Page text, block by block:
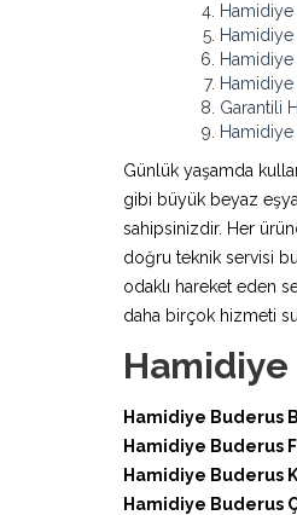
Hamidiye
Hamidiye
Hamidiye
Garantili
Günlük yaşamda
gibi büyük beyaz
sahipsinizdir. Her
doğru teknik servisi
odaklı hareket eden
daha birçok hizmeti
Hamidiye Buderus
Hamidiye Buderus
Hamidiye Buderus
Hamidiye Buderus